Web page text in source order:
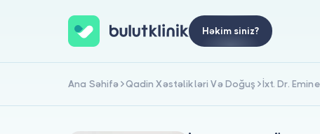
Həkim siniz?
Ana Səhifə Qadin Xəstəlikləri Və Doğuş İxt. Dr.